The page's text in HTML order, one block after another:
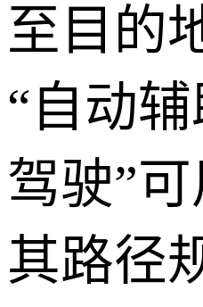
至目的
“自动
驾驶”可
其路径